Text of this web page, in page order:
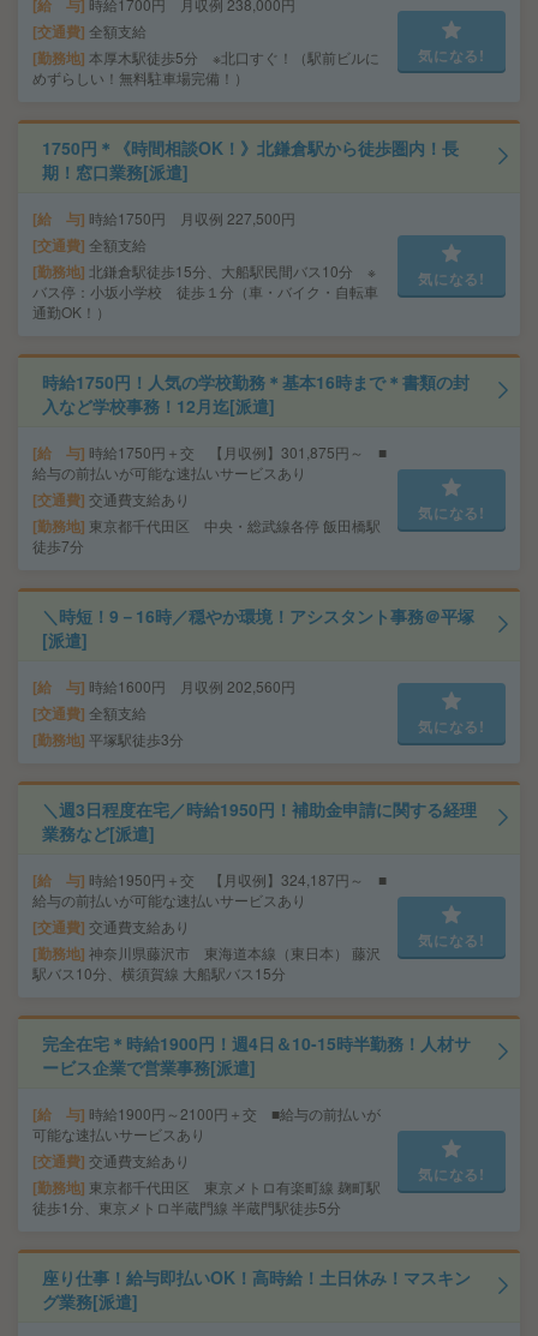
給 与 時給1700円 月収例 238,000円
交通費 全額支給
勤務地 本厚木駅徒歩5分 ※北口すぐ！（駅前ビルに
めずらしい！無料駐車場完備！）
気になる!
1750円＊《時間相談OK！》北鎌倉駅から徒歩圏内！長
期！窓口業務[派遣]
給 与 時給1750円 月収例 227,500円
交通費 全額支給
勤務地 北鎌倉駅徒歩15分、大船駅民間バス10分 ※
バス停：小坂小学校 徒歩１分（車・バイク・自転車
通勤OK！）
気になる!
時給1750円！人気の学校勤務＊基本16時まで＊書類の封
入など学校事務！12月迄[派遣]
給 与 時給1750円＋交 【月収例】301,875円～ ■
給与の前払いが可能な速払いサービスあり
交通費 交通費支給あり
勤務地 東京都千代田区 中央・総武線各停 飯田橋駅
徒歩7分
気になる!
＼時短！9－16時／穏やか環境！アシスタント事務＠平塚
[派遣]
給 与 時給1600円 月収例 202,560円
交通費 全額支給
勤務地 平塚駅徒歩3分
気になる!
＼週3日程度在宅／時給1950円！補助金申請に関する経理
業務など[派遣]
給 与 時給1950円＋交 【月収例】324,187円～ ■
給与の前払いが可能な速払いサービスあり
交通費 交通費支給あり
勤務地 神奈川県藤沢市 東海道本線（東日本） 藤沢
駅バス10分、横須賀線 大船駅バス15分
気になる!
完全在宅＊時給1900円！週4日＆10-15時半勤務！人材サ
ービス企業で営業事務[派遣]
給 与 時給1900円～2100円＋交 ■給与の前払いが
可能な速払いサービスあり
交通費 交通費支給あり
勤務地 東京都千代田区 東京メトロ有楽町線 麹町駅
徒歩1分、東京メトロ半蔵門線 半蔵門駅徒歩5分
気になる!
座り仕事！給与即払いOK！高時給！土日休み！マスキン
グ業務[派遣]